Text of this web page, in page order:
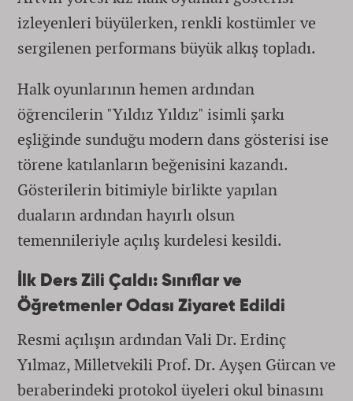
izleyenleri büyülerken, renkli kostümler ve
sergilenen performans büyük alkış topladı.
Halk oyunlarının hemen ardından
öğrencilerin "Yıldız Yıldız" isimli şarkı
eşliğinde sunduğu modern dans gösterisi ise
törene katılanların beğenisini kazandı.
Gösterilerin bitimiyle birlikte yapılan
duaların ardından hayırlı olsun
temennileriyle açılış kurdelesi kesildi.
İlk Ders Zili Çaldı: Sınıflar ve
Öğretmenler Odası Ziyaret Edildi
Resmi açılışın ardından Vali Dr. Erdinç
Yılmaz, Milletvekili Prof. Dr. Ayşen Gürcan ve
beraberindeki protokol üyeleri okul binasını